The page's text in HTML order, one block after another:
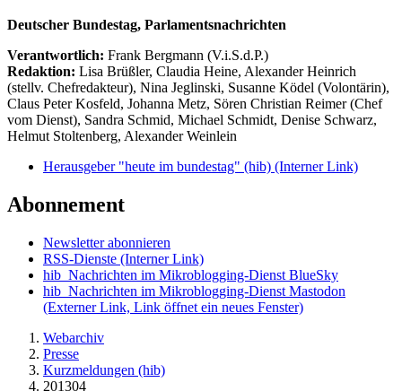
Deutscher Bundestag, Parlamentsnachrichten
Verantwortlich: Frank Bergmann (V.i.S.d.P.)
Redaktion: Lisa Brüßler, Claudia Heine, Alexander Heinrich
(stellv. Chefredakteur), Nina Jeglinski, Susanne Ködel (Volontärin),
Claus Peter Kosfeld, Johanna Metz, Sören Christian Reimer (Chef
vom Dienst), Sandra Schmid, Michael Schmidt, Denise Schwarz,
Helmut Stoltenberg, Alexander Weinlein
Herausgeber "heute im bundestag" (hib) (Interner Link)
Abonnement
Newsletter abonnieren
RSS-Dienste (Interner Link)
hib_Nachrichten im Mikroblogging-Dienst BlueSky
hib_Nachrichten im Mikroblogging-Dienst Mastodon
(Externer Link, Link öffnet ein neues Fenster)
Webarchiv
Presse
Kurzmeldungen (hib)
201304